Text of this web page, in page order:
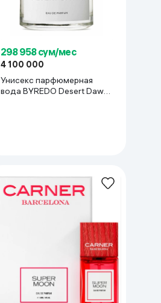
298 958 сум/мес
4 100 000
Унисекс парфюмерная
вода BYREDO Desert Dawn,